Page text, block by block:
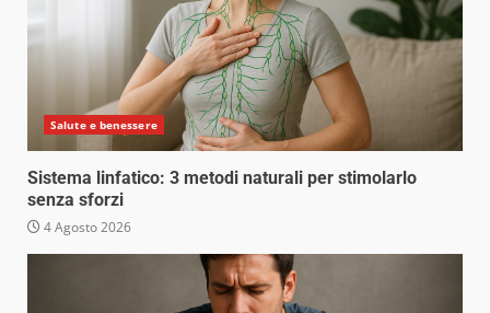
Salute e benessere
Sistema linfatico: 3 metodi naturali per stimolarlo
senza sforzi
4 Agosto 2026